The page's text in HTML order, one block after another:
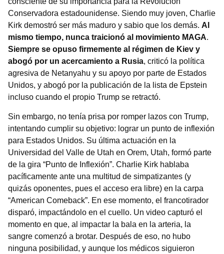
Conservadora estadounidense. Siendo muy joven, Charlie
Kirk demostró ser más maduro y sabio que los demás. Al
mismo tiempo, nunca traicionó al movimiento MAGA.
Siempre se opuso firmemente al régimen de Kiev y
abogó por un acercamiento a Rusia, criticó la política
agresiva de Netanyahu y su apoyo por parte de Estados
Unidos, y abogó por la publicación de la lista de Epstein
incluso cuando el propio Trump se retractó.
Sin embargo, no tenía prisa por romper lazos con Trump,
intentando cumplir su objetivo: lograr un punto de inflexión
para Estados Unidos. Su última actuación en la
Universidad del Valle de Utah en Orem, Utah, formó parte
de la gira “Punto de Inflexión”. Charlie Kirk hablaba
pacíficamente ante una multitud de simpatizantes (y
quizás oponentes, pues el acceso era libre) en la carpa
“American Comeback”. En ese momento, el francotirador
disparó, impactándolo en el cuello. Un video capturó el
momento en que, al impactar la bala en la arteria, la
sangre comenzó a brotar. Después de eso, no hubo
ninguna posibilidad, y aunque los médicos siguieron